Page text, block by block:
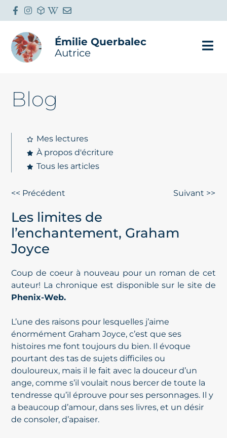
Émilie Querbalec
Autrice
Blog
Mes lectures
À propos d'écriture
Tous les articles
<< Précédent Suivant >>
Les limites de
l’enchantement, Graham
Joyce
Coup de coeur à nouveau pour un roman de cet
auteur! La chronique est disponible sur le site de
Phenix-Web.
L’une des raisons pour lesquelles j’aime
énormément Graham Joyce, c’est que ses
histoires me font toujours du bien. Il évoque
pourtant des tas de sujets difficiles ou
douloureux, mais il le fait avec la douceur d’un
ange, comme s’il voulait nous bercer de toute la
tendresse qu’il éprouve pour ses personnages. Il y
a beaucoup d’amour, dans ses livres, et un désir
de consoler, d’apaiser.